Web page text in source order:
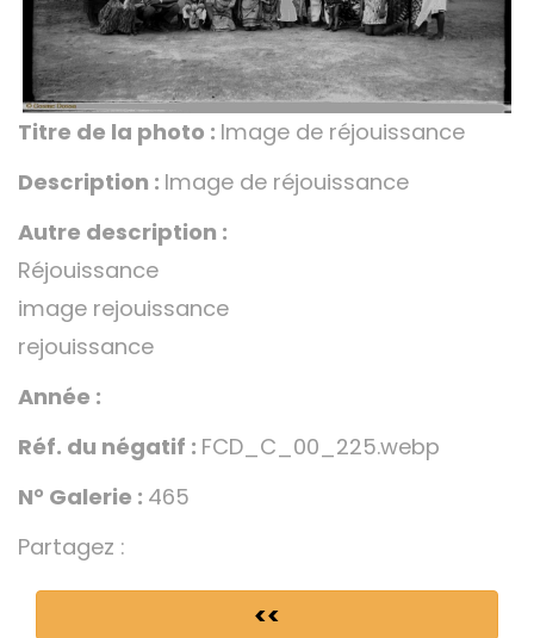
Titre de la photo : Image de réjouissance
Description : Image de réjouissance
Autre description :
Réjouissance
image rejouissance
rejouissance
Année :
Réf. du négatif : FCD_C_00_225.webp
N° Galerie : 465
Partagez :
<<